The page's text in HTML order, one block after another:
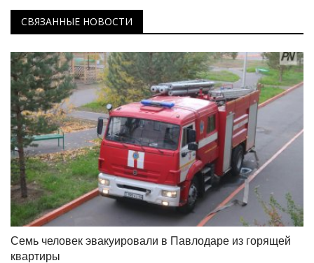
СВЯЗАННЫЕ НОВОСТИ
Семь человек эвакуировали в Павлодаре из горящей
квартиры